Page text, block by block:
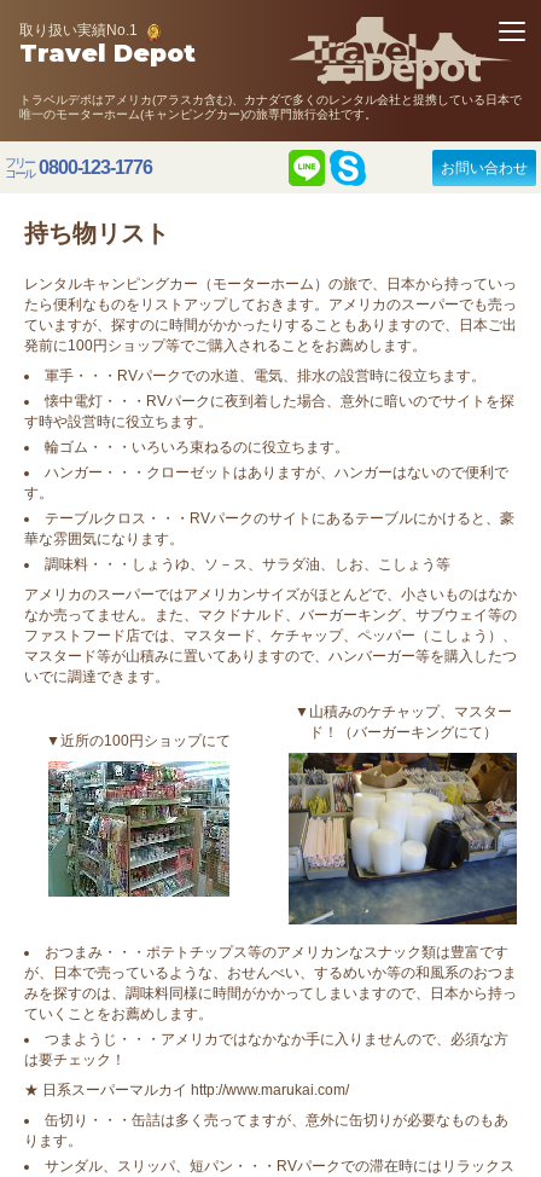
取り扱い実績No.1
Travel Depot
トラベルデポはアメリカ(アラスカ含む)、カナダで多くのレンタル会社と提携している日本で
唯一のモーターホーム(キャンピングカー)の旅専門旅行会社です。
フリー
コール 0800-123-1776 お問い合わせ
持ち物リスト
レンタルキャンピングカー（モーターホーム）の旅で、日本から持っていっ
たら便利なものをリストアップしておきます。アメリカのスーパーでも売っ
ていますが、探すのに時間がかかったりすることもありますので、日本ご出
発前に100円ショップ等でご購入されることをお薦めします。
軍手・・・RVパークでの水道、電気、排水の設営時に役立ちます。
懐中電灯・・・RVパークに夜到着した場合、意外に暗いのでサイトを探
す時や設営時に役立ちます。
輪ゴム・・・いろいろ束ねるのに役立ちます。
ハンガー・・・クローゼットはありますが、ハンガーはないので便利で
す。
テーブルクロス・・・RVパークのサイトにあるテーブルにかけると、豪
華な雰囲気になります。
調味料・・・しょうゆ、ソ－ス、サラダ油、しお、こしょう等
アメリカのスーパーではアメリカンサイズがほとんどで、小さいものはなか
なか売ってません。また、マクドナルド、バーガーキング、サブウェイ等の
ファストフード店では、マスタード、ケチャップ、ペッパー（こしょう）、
マスタード等が山積みに置いてありますので、ハンバーガー等を購入したつ
いでに調達できます。
▼近所の100円ショップにて
▼山積みのケチャップ、マスター
ド！（バーガーキングにて）
おつまみ・・・ポテトチップス等のアメリカンなスナック類は豊富です
が、日本で売っているような、おせんべい、するめいか等の和風系のおつま
みを探すのは、調味料同様に時間がかかってしまいますので、日本から持っ
ていくことをお薦めします。
つまようじ・・・アメリカではなかなか手に入りませんので、必須な方
は要チェック！
★ 日系スーパーマルカイ http://www.marukai.com/
缶切り・・・缶詰は多く売ってますが、意外に缶切りが必要なものもあ
ります。
サンダル、スリッパ、短パン・・・RVパークでの滞在時にはリラックス